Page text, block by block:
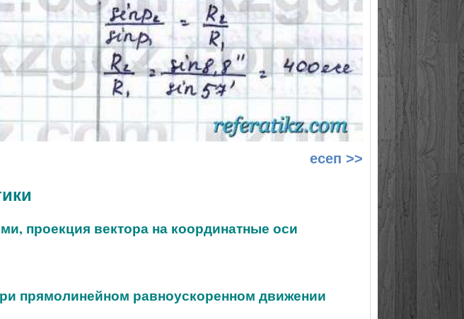
есеп >>
проекция вектора на координатные оси
прямолинейном равноускоренном движении